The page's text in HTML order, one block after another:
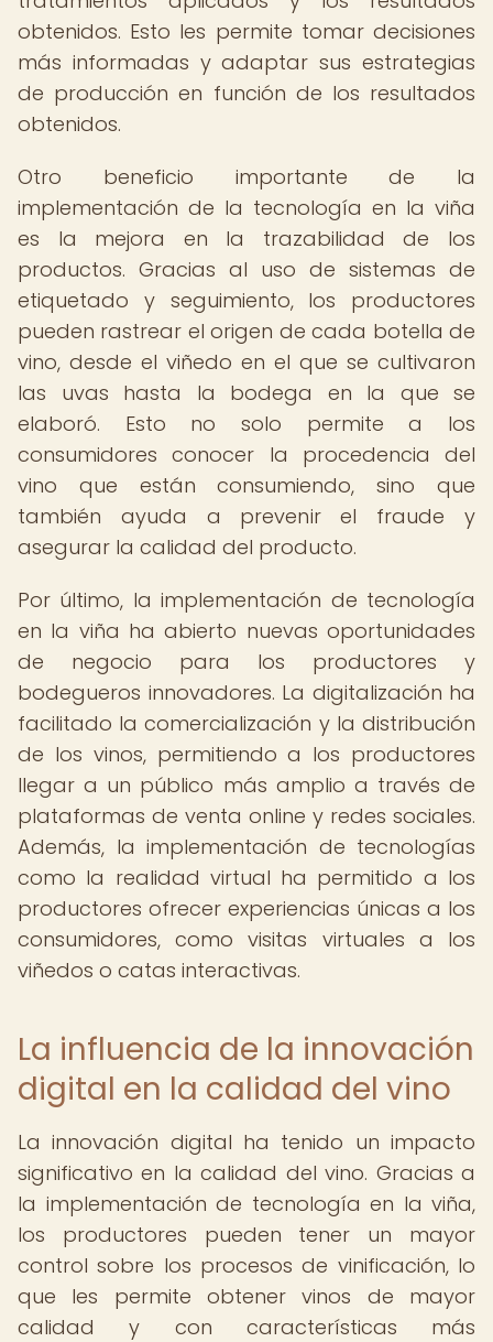
obtenidos. Esto les permite tomar decisiones
más informadas y adaptar sus estrategias
de producción en función de los resultados
obtenidos.
Otro beneficio importante de la
implementación de la tecnología en la viña
es la mejora en la trazabilidad de los
productos. Gracias al uso de sistemas de
etiquetado y seguimiento, los productores
pueden rastrear el origen de cada botella de
vino, desde el viñedo en el que se cultivaron
las uvas hasta la bodega en la que se
elaboró. Esto no solo permite a los
consumidores conocer la procedencia del
vino que están consumiendo, sino que
también ayuda a prevenir el fraude y
asegurar la calidad del producto.
Por último, la implementación de tecnología
en la viña ha abierto nuevas oportunidades
de negocio para los productores y
bodegueros innovadores. La digitalización ha
facilitado la comercialización y la distribución
de los vinos, permitiendo a los productores
llegar a un público más amplio a través de
plataformas de venta online y redes sociales.
Además, la implementación de tecnologías
como la realidad virtual ha permitido a los
productores ofrecer experiencias únicas a los
consumidores, como visitas virtuales a los
viñedos o catas interactivas.
La influencia de la innovación
digital en la calidad del vino
La innovación digital ha tenido un impacto
significativo en la calidad del vino. Gracias a
la implementación de tecnología en la viña,
los productores pueden tener un mayor
control sobre los procesos de vinificación, lo
que les permite obtener vinos de mayor
calidad y con características más